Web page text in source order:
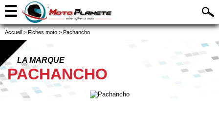
Accueil > Fiches moto > Pachancho
LA MARQUE
PACHANCHO